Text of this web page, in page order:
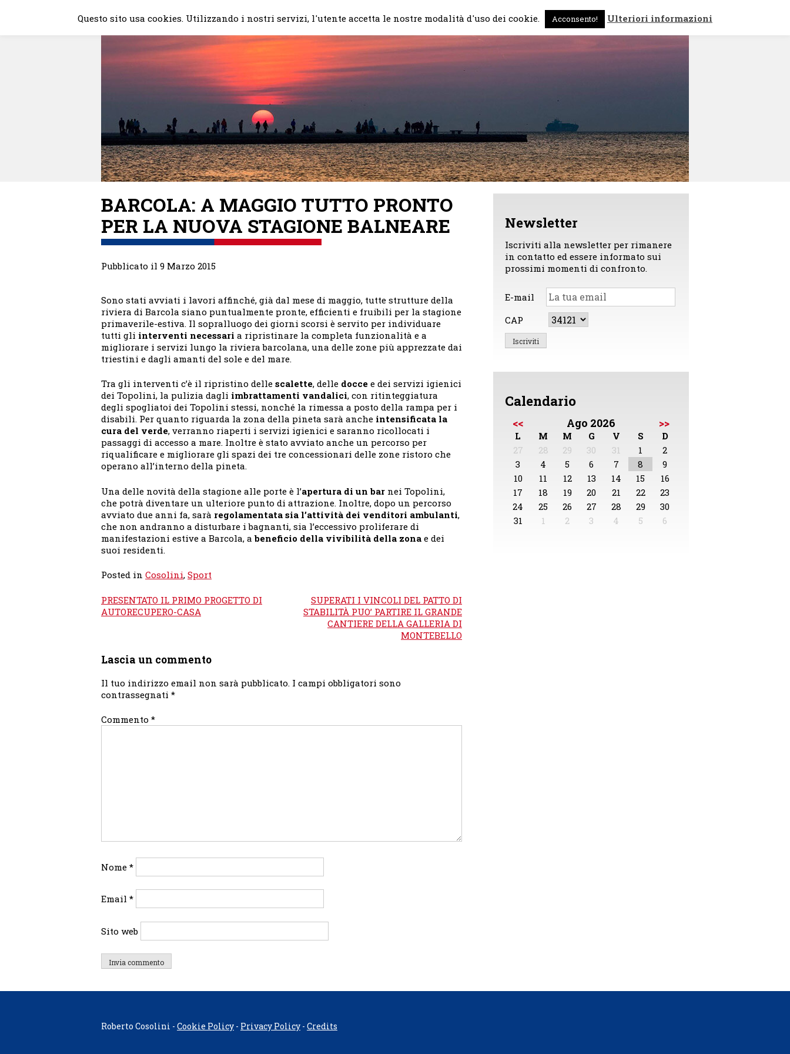
Home Il mio impegno Chi sono News Contattami
BARCOLA: A MAGGIO TUTTO PRONTO
PER LA NUOVA STAGIONE BALNEARE
Pubblicato il 9 Marzo 2015
Sono stati avviati i lavori affinché, già dal mese di maggio, tutte strutture della
riviera di Barcola siano puntualmente pronte, efficienti e fruibili per la stagione
primaverile-estiva. Il sopralluogo dei giorni scorsi è servito per individuare
tutti gli interventi necessari a ripristinare la completa funzionalità e a
migliorare i servizi lungo la riviera barcolana, una delle zone più apprezzate dai
triestini e dagli amanti del sole e del mare.
Tra gli interventi c’è il ripristino delle scalette, delle docce e dei servizi igienici
dei Topolini, la pulizia dagli imbrattamenti vandalici, con ritinteggiatura
degli spogliatoi dei Topolini stessi, nonché la rimessa a posto della rampa per i
disabili. Per quanto riguarda la zona della pineta sarà anche intensificata la
cura del verde, verranno riaperti i servizi igienici e saranno ricollocati i
passaggi di accesso a mare. Inoltre è stato avviato anche un percorso per
riqualificare e migliorare gli spazi dei tre concessionari delle zone ristoro che
operano all’interno della pineta.
Una delle novità della stagione alle porte è l’apertura di un bar nei Topolini,
che potrà diventare un ulteriore punto di attrazione. Inoltre, dopo un percorso
avviato due anni fa, sarà regolamentata sia l’attività dei venditori ambulanti,
che non andranno a disturbare i bagnanti, sia l’eccessivo proliferare di
manifestazioni estive a Barcola, abeneficio della vivibilità della zona e dei
suoi residenti.
Posted in Cosolini, Sport
Navigazione
articoli
PRESENTATO IL PRIMO PROGETTO DI
AUTORECUPERO-CASA
SUPERATI I VINCOLI DEL PATTO DI
STABILITÀ PUO’ PARTIRE IL GRANDE
CANTIERE DELLA GALLERIA DI
MONTEBELLO
Lascia un commento
Il tuo indirizzo email non sarà pubblicato. I campi obbligatori sono
contrassegnati *
Commento *
Nome *
Email *
Sito web
Newsletter
Iscriviti alla newsletter per rimanere
in contatto ed essere informato sui
prossimi momenti di confronto.
E-mail
CAP
Calendario
<< Ago 2026 >>
L M M G V S
D
27
28 29 30 31 1
2
3
4 5 6 7 8
9
10
11 12 13 14 15
16
17
18 19 20 21 22
23
24
25 26 27 28 29
30
31
1 2 3 4 5 6
Roberto Cosolini - Cookie Policy - Privacy Policy - Credits
Questo sito usa cookies. Utilizzando i nostri servizi, l'utente accetta le nostre modalità d'uso dei cookie. Acconsento! Ulteriori informazioni